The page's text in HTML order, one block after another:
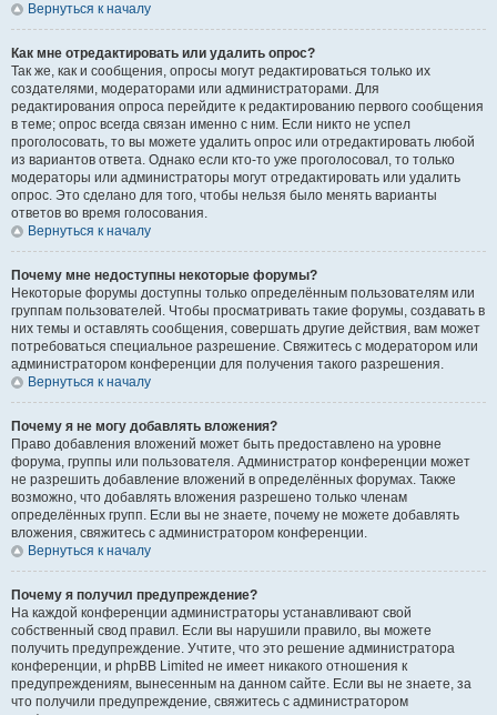
Вернуться к началу
Как мне отредактировать или удалить опрос?
Так же, как и сообщения, опросы могут редактироваться только их
создателями, модераторами или администраторами. Для
редактирования опроса перейдите к редактированию первого сообщения
в теме; опрос всегда связан именно с ним. Если никто не успел
проголосовать, то вы можете удалить опрос или отредактировать любой
из вариантов ответа. Однако если кто-то уже проголосовал, то только
модераторы или администраторы могут отредактировать или удалить
опрос. Это сделано для того, чтобы нельзя было менять варианты
ответов во время голосования.
Вернуться к началу
Почему мне недоступны некоторые форумы?
Некоторые форумы доступны только определённым пользователям или
группам пользователей. Чтобы просматривать такие форумы, создавать в
них темы и оставлять сообщения, совершать другие действия, вам может
потребоваться специальное разрешение. Свяжитесь с модератором или
администратором конференции для получения такого разрешения.
Вернуться к началу
Почему я не могу добавлять вложения?
Право добавления вложений может быть предоставлено на уровне
форума, группы или пользователя. Администратор конференции может
не разрешить добавление вложений в определённых форумах. Также
возможно, что добавлять вложения разрешено только членам
определённых групп. Если вы не знаете, почему не можете добавлять
вложения, свяжитесь с администратором конференции.
Вернуться к началу
Почему я получил предупреждение?
На каждой конференции администраторы устанавливают свой
собственный свод правил. Если вы нарушили правило, вы можете
получить предупреждение. Учтите, что это решение администратора
конференции, и phpBB Limited не имеет никакого отношения к
предупреждениям, вынесенным на данном сайте. Если вы не знаете, за
что получили предупреждение, свяжитесь с администратором